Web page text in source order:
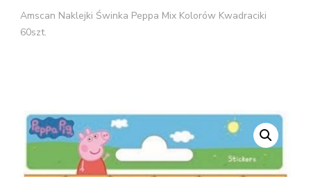
Amscan Naklejki Świnka Peppa Mix Kolorów Kwadraciki
60szt.